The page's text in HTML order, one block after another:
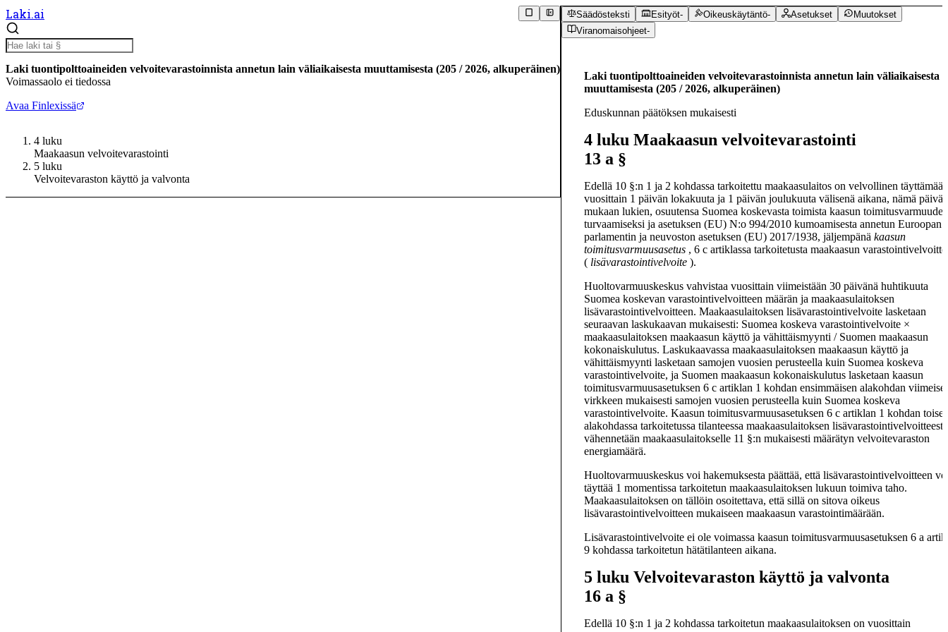
Laki.ai
Laki tuontipolttoaineiden velvoitevarastoinnista annetun lain väliaikaisesta muuttamisesta (205 /2026, alkuperäinen)
Voimassaolo ei tiedossa
Avaa Finlexissä
4 luku
Maakaasun velvoitevarastointi
5 luku
Velvoitevaraston käyttö ja valvonta
Säädösteksti Esityöt- Oikeuskäytäntö- Asetukset
Muutokset
Viranomaisohjeet-
Laki tuontipolttoaineiden velvoitevarastoinnista annetun lain väliaikaisesta
muuttamisesta (205 /2026, alkuperäinen)
Eduskunnan päätöksen mukaisesti
4 luku Maakaasun velvoitevarastointi
13 a §
Edellä 10 §:n 1 ja 2 kohdassa tarkoitettu maakaasulaitos on velvollinen täyttämään
vuosittain 1 päivän lokakuuta ja 1 päivän joulukuuta välisenä aikana, nämä päivät
mukaan lukien, osuutensa Suomea koskevasta toimista kaasun toimitusvarmuuden
turvaamiseksi ja asetuksen (EU) N:o 994/2010 kumoamisesta annetun Euroopan
parlamentin ja neuvoston asetuksen (EU) 2017/1938, jäljempänä kaasun
toimitusvarmuusasetus , 6 c artiklassa tarkoitetusta maakaasun
( lisävarastointivelvoite ).
Huoltovarmuuskeskus vahvistaa vuosittain viimeistään 30 päivänä huhtikuuta
Suomea koskevan varastointivelvoitteen määrän ja maakaasulaitoksen
lisävarastointivelvoitteen. Maakaasulaitoksen lisävarastointivelvoite lasketaan
seuraavan laskukaavan mukaisesti: Suomea koskeva varastointivelvoite ×
maakaasulaitoksen maakaasun käyttö ja vähittäismyynti / Suomen maakaasun
kokonaiskulutus. Laskukaavassa maakaasulaitoksen maakaasun käyttö ja
vähittäismyynti lasketaan samojen vuosien perusteella kuin Suomea koskeva
varastointivelvoite, ja Suomen maakaasun kokonaiskulutus lasketaan kaasun
toimitusvarmuusasetuksen 6 c artiklan 1 kohdan ensimmäisen alakohdan
virkkeen mukaisesti samojen vuosien perusteella kuin Suomea koskeva
varastointivelvoite. Kaasun toimitusvarmuusasetuksen 6 c artiklan 1 kohdan
alakohdassa tarkoitetussa tilanteessa maakaasulaitoksen lisävarastointivelvoitteesta
vähennetään maakaasulaitokselle 11 §:n mukaisesti määrätyn velvoitevaraston
energiamäärä.
Huoltovarmuuskeskus voi hakemuksesta päättää, että lisävarastointivelvoitteen
täyttää 1 momentissa tarkoitetun maakaasulaitoksen lukuun toimiva taho.
Maakaasulaitoksen on tällöin osoitettava, että sillä on sitova oikeus
lisävarastointivelvoitteen mukaiseen maakaasun varastointimäärään.
Lisävarastointivelvoite ei ole voimassa kaasun toimitusvarmuusasetuksen 6 a
9 kohdassa tarkoitetun hätätilanteen aikana.
5 luku Velvoitevaraston käyttö ja valvonta
16 a §
Edellä 10 §:n 1 ja 2 kohdassa tarkoitetun maakaasulaitoksen on vuosittain